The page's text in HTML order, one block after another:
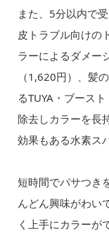
また、5分以内で
皮トラブル向けの
ラーによるダメー
（1,620円）、髪
るTUYA・ブース
除去しカラーを長
効果もある水素ス
短時間でパサつき
んどん興味がわい
く上手にカラーが